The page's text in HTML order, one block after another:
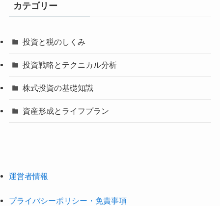
カテゴリー
投資と税のしくみ
投資戦略とテクニカル分析
株式投資の基礎知識
資産形成とライフプラン
運営者情報
プライバシーポリシー・免責事項